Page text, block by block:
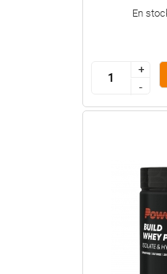
En
+
-
+
-